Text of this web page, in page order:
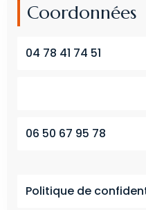
Coordonnées
04 78 41 74 51
06 50 67 95 78
Politique de